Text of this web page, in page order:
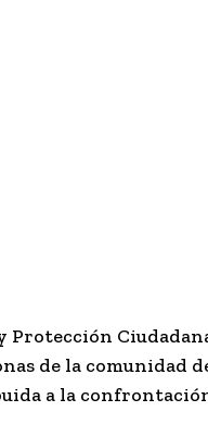
Protección
de la comunidad
a la